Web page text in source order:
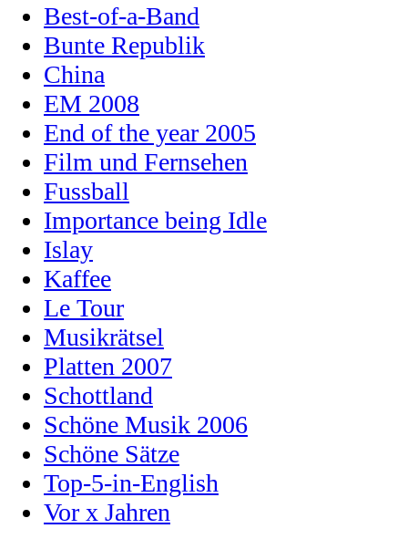
Best-of-a-Band
Bunte Republik
China
EM 2008
End of the year 2005
Film und Fernsehen
Fussball
Importance being Idle
Islay
Kaffee
Le Tour
Musikrätsel
Platten 2007
Schottland
Schöne Musik 2006
Schöne Sätze
Top-5-in-English
Vor x Jahren